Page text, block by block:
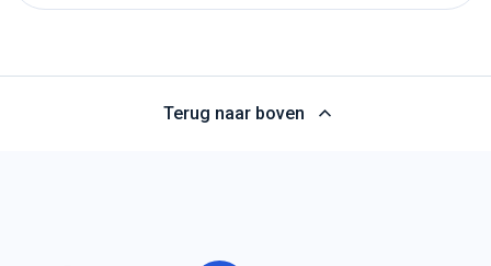
Terug naar boven